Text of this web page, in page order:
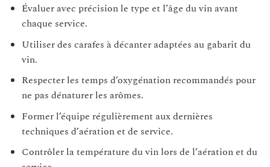
Évaluer avec précision le type et l’âge du vin avant
chaque service.
Utiliser des carafes à décanter adaptées au gabarit du
vin.
Respecter les temps d’oxygénation recommandés pour
ne pas dénaturer les arômes.
Former l’équipe régulièrement aux dernières
techniques d’aération et de service.
Contrôler la température du vin lors de l’aération et du